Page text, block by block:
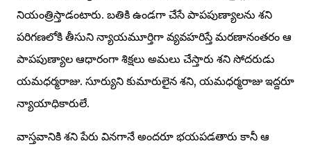
నియంత్రిస్తాడంటారు. బతికి ఉండగా చేసే పాపపుణ్యాలను శని
పరిగణలోకి తీసుని న్యాయమూర్తిగా వ్యవహరిస్తే మరణానంతరం ఆ
పాపపుణ్యాల ఆధారంగా శిక్షలు అమలు చేస్తారు శని సోదరుడు
యమధర్మరాజు. సూర్యుని కుమారులైన శని, యమధర్మరాజు ఇద్దరూ
న్యాయాధికారులే.
వాస్తవానికి శని పేరు వినగానే అందరూ భయపడతారు కానీ ఆ